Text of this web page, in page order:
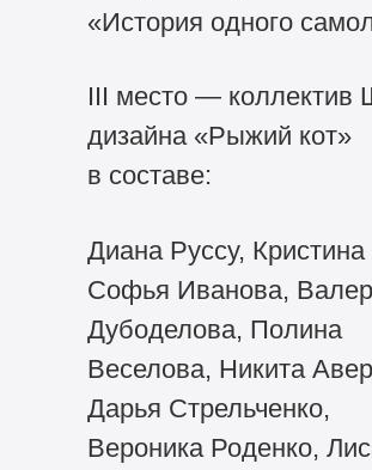
«История одного
III место — коллектив
дизайна «Рыжий кот»
в составе:
Диана Руссу,
Софья Иванова,
Дубоделова, Полина
Веселова, Никита
Дарья Стрельченко,
Вероника Роденко,